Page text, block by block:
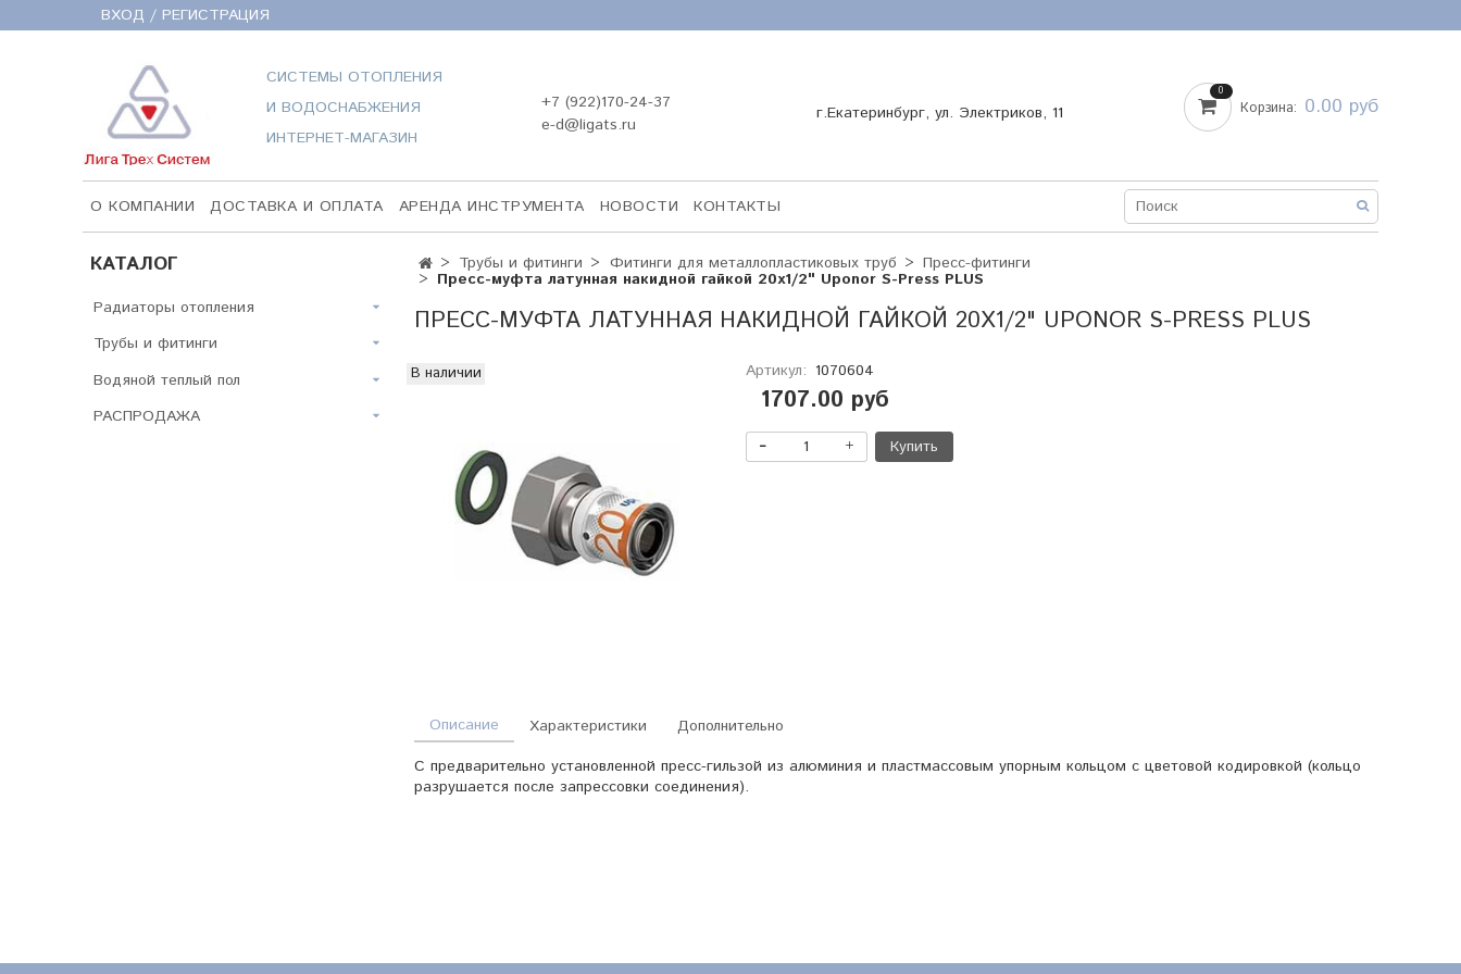
ВХОД / РЕГИСТРАЦИЯ
СИСТЕМЫ ОТОПЛЕНИЯ
И ВОДОСНАБЖЕНИЯ
ИНТЕРНЕТ-МАГАЗИН
+7 (922)170-24-37
e-d@ligats.ru
г.Екатеринбург, ул. Электриков, 11
0
Корзина: 0.00 руб
О КОМПАНИИ ДОСТАВКА И ОПЛАТА АРЕНДА ИНСТРУМЕНТА НОВОСТИ КОНТАКТЫ
Трубы и фитинги Фитинги для металлопластиковых труб Пресс-фитинги
Пресс-муфта латунная накидной гайкой 20х1/2" Uponor S-Press PLUS
ПРЕСС-МУФТА ЛАТУННАЯ НАКИДНОЙ ГАЙКОЙ 20Х1/2" UPONOR S-PRESS PLUS
В наличии Артикул: 1070604
1707.00 руб
Купить
Описание
С предварительно установленной пресс-гильзой из алюминия и пластмассовым упорным кольцом с цветовой кодировкой (кольцо
разрушается после запрессовки соединения).
Характеристики Дополнительно
КАТАЛОГ
Радиаторы отопления
Трубы и фитинги
Водяной теплый пол
РАСПРОДАЖА